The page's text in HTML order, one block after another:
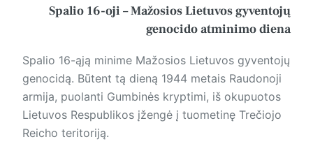
Spalio 16-oji – Mažosios Lietuvos gyventojų
genocido atminimo diena
Spalio 16-ąją minime Mažosios Lietuvos gyventojų
genocidą. Būtent tą dieną 1944 metais Raudonoji
armija, puolanti Gumbinės kryptimi, iš okupuotos
Lietuvos Respublikos įžengė į tuometinę Trečiojo
Reicho teritoriją.